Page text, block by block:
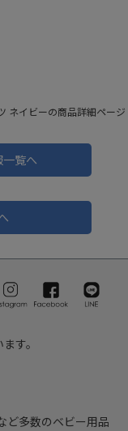
ネイビーの商品詳細ページ
覧へ
す。
ど多数のベビー用品